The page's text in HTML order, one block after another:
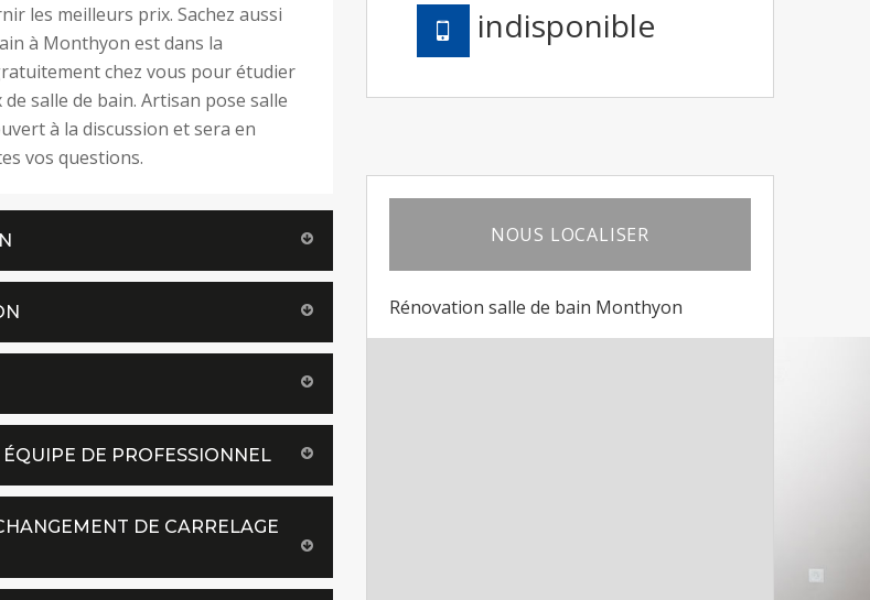
les meilleurs prix. Sachez aussi
à Monthyon est dans la
chez vous pour étudier
salle de bain. Artisan pose salle
à la discussion et sera en
vos questions.
DE PROFESSIONNEL
DE CARRELAGE
indisponible
NOUS LOCALISER
Rénovation salle de bain Monthyon